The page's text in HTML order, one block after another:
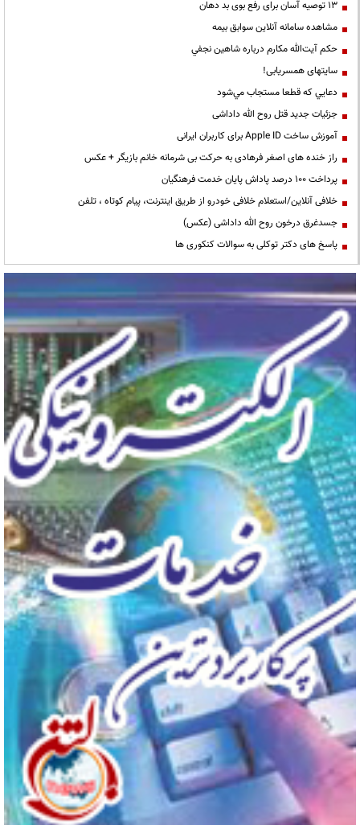
13 توصیه آسان برای رفع بوی بد دهان
مشاهده سامانه آنلاين سوابق بیمه
حكم آيت‌الله مكارم درباره شاهين نجفي
سایتهای همسریابی!
دعايي كه قطعا مستجاب مي‌شود
جزئیات جدید قتل روح الله داداشی
آموزش ساخت Apple ID برای کاربران ایرانی
راز خنده های اصغر فرهادی به حرکت بی شرمانه خانم بازیگر + عکس
پرداخت ۱۰۰ درصد پاداش پایان خدمت فرهنگیان
خلافی آنلاین/استعلام خلافی خودرو از طریق اینترنت، پیام کوتاه ، تلفن
جسدغرق درخون روح الله داداشی (عکس)
پاسخ های دکتر توکلی به سوالات کنکوری ها